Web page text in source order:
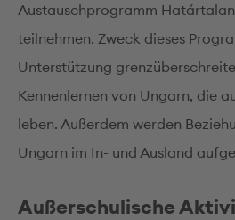
Austauschprogramm
teilnehmen. Zweck dieses
Unterstützung
Kennenlernen von Ungarn, die
leben. Außerdem werden
Ungarn im In- und Ausland
Außerschulische